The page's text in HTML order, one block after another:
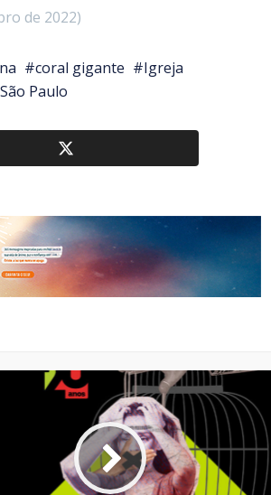
de 2022)
coral gigante
Igreja
São Paulo